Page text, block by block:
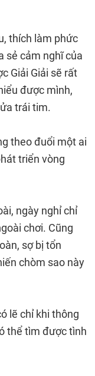
thích làm phức
sẻ cảm nghĩ của
Giải Giải sẽ rất
được mình,
trái tim.
theo đuổi một ai
triển vòng
ngày nghỉ chỉ
chơi. Cũng
sợ bị tổn
chòm sao này
lẽ chỉ khi thông
thể tìm được tình